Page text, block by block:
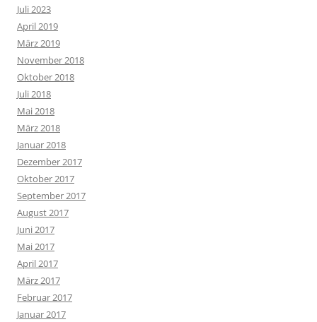
Juli 2023
April 2019
März 2019
November 2018
Oktober 2018
Juli 2018
Mai 2018
März 2018
Januar 2018
Dezember 2017
Oktober 2017
September 2017
August 2017
Juni 2017
Mai 2017
April 2017
März 2017
Februar 2017
Januar 2017